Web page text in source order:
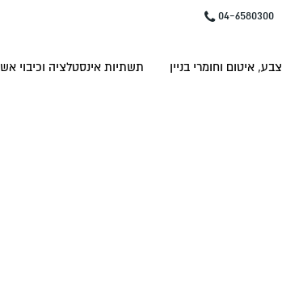
04-6580300
צבע, איטום וחומרי בניין תשתיות אינסטלציה וכיבוי אש